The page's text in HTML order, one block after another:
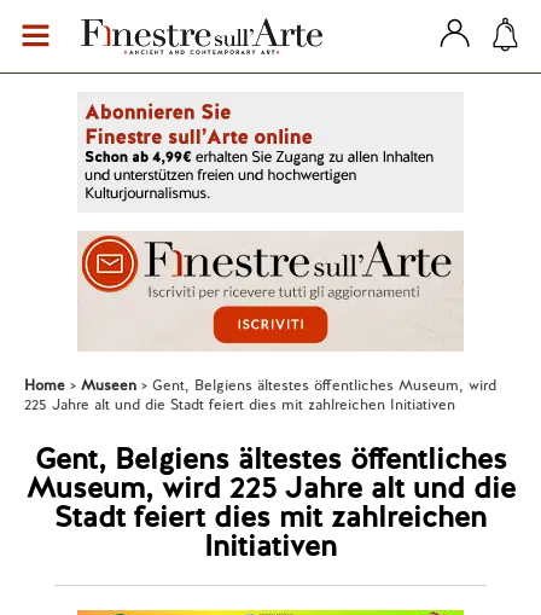
Home Museen
Gent, Belgiens ältestes öffentliches Museum, wird
225 Jahre alt und die Stadt feiert dies mit zahlreichen Initiativen
Gent, Belgiens ältestes öffentliches
Museum, wird 225 Jahre alt und die
Stadt feiert dies mit zahlreichen
Initiativen